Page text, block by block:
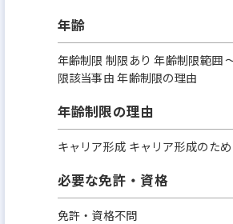
年齢
年齢制限 制限あり 年齢制限範囲
限該当事由 年齢制限の理由
年齢制限の理由
キャリア形成 キャリア形成のため
必要な免許・資格
免許・資格不問